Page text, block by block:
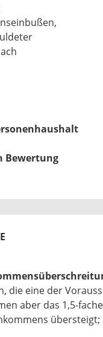
die eine der
aber das 1,5-
übersteigt;